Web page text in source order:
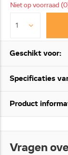
Niet op voorraad
Geschikt voor:
Specificaties
Product
Vragen